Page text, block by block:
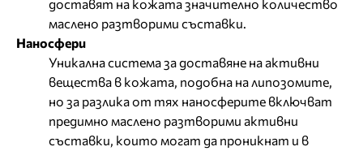
доставят на кожата значително количество
маслено разтворими съставки.
Наносфери
Уникална система за доставяне на активни
вещества в кожата, подобна на липозомите,
но за разлика от тях наносферите включват
предимно маслено разтворими активни
съставки, които могат да проникнат и в